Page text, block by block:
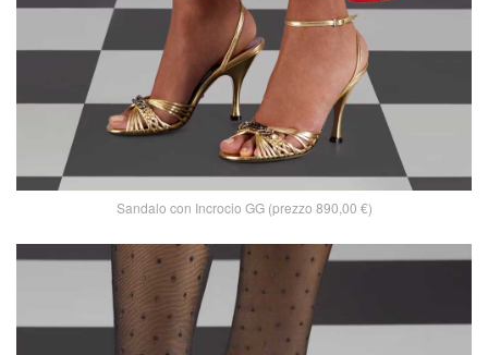
Sandalo con Incrocio GG (prezzo 890,00 €)